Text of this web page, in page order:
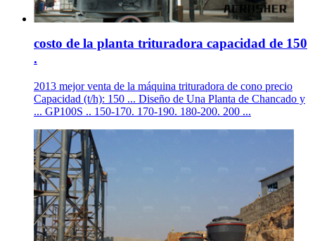
costo de la planta trituradora capacidad de 150
.
2013 mejor venta de la máquina trituradora de cono precio
Capacidad (t/h): 150 ... Diseño de Una Planta de Chancado y
... GP100S .. 150-170. 170-190. 180-200. 200 ...